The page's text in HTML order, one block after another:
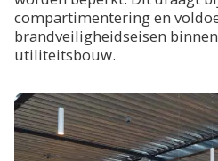
compartimentering en
brandveiligheidseisen
utiliteitsbouw.